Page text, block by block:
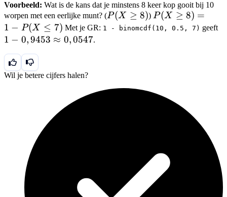
= 1
-
P(X
\le
k-1)
k)
= 1
-
P(X
\le
k)
Voorbeeld: Wat is de kans dat je minstens 8 keer kop gooit bij 10
worpen met een eerlijke munt? (P(X
\ge
P(X ≥ 8)) P(X
\ge
7)
P(X ≥ 8) =
1 − P(X ≤ 7) Met je GR: 1 - binomcdf(10, 0.5, 7) geeft1
1 − 0,9453 ≈ 0,0547.
Wil je betere cijfers halen?